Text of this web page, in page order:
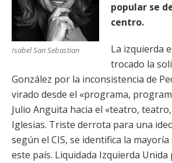
Isabel San Sebastian
popular se
centro.
La izquierda
trocado la
González por la inconsistencia de
virado desde el «programa,
Julio Anguita hacia el «teatro,
Iglesias. Triste derrota para una
según el CIS, se identifica la
este país. Liquidada Izquierda